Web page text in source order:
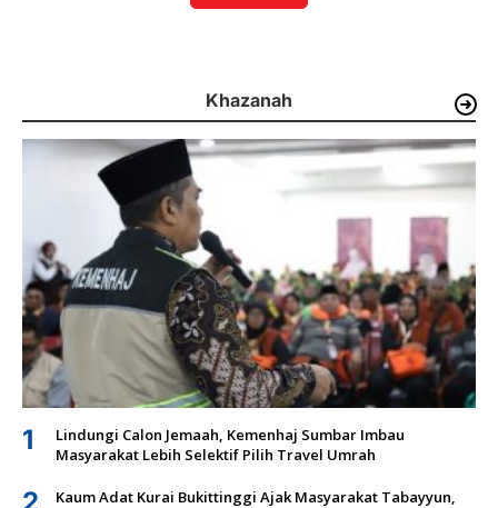
Khazanah
1
Lindungi Calon Jemaah, Kemenhaj Sumbar Imbau
Masyarakat Lebih Selektif Pilih Travel Umrah
Kaum Adat Kurai Bukittinggi Ajak Masyarakat Tabayyun,